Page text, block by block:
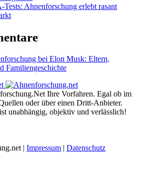
Ahnenforschung erlebt rasant
bei Elon Musk: Eltern,
Familiengeschichte
Ihre Vorfahren. Egal ob im
oder über einen Dritt-Anbieter.
unabhängig, objektiv und verlässlich!
| Impressum | Datenschutz